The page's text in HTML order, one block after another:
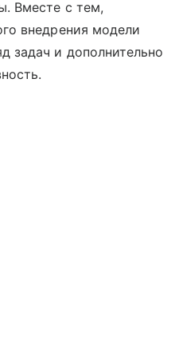
Вместе с тем,
внедрения модели
задач и дополнительно